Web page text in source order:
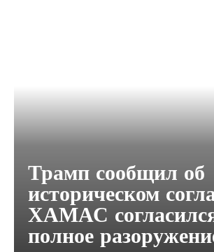
Трамп сообщил об
историческом
ХАМАС
полное